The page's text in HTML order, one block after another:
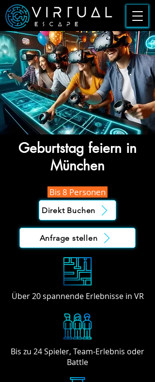
Geburtstag feiern in
München
Bis 8 Personen
Direkt Buchen
Anfrage stellen
Über 20 spannende Erlebnisse in VR
Bis zu 24 Spieler, Team-Erlebnis oder
Battle